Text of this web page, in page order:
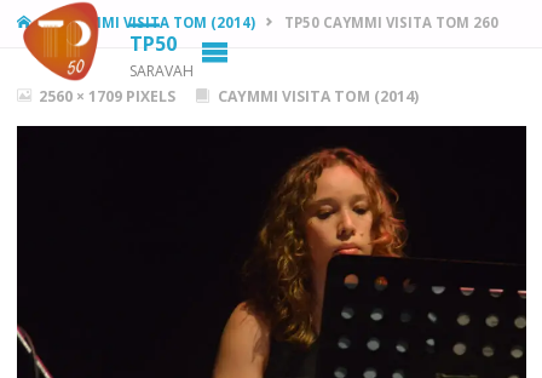
TP50
SARAVAH
HOMECAYMMI VISITA TOM (2014) TP50 CAYMMI VISITA TOM 260
FULL2560 × 1709 PIXELS CAYMMI VISITA TOM (2014)